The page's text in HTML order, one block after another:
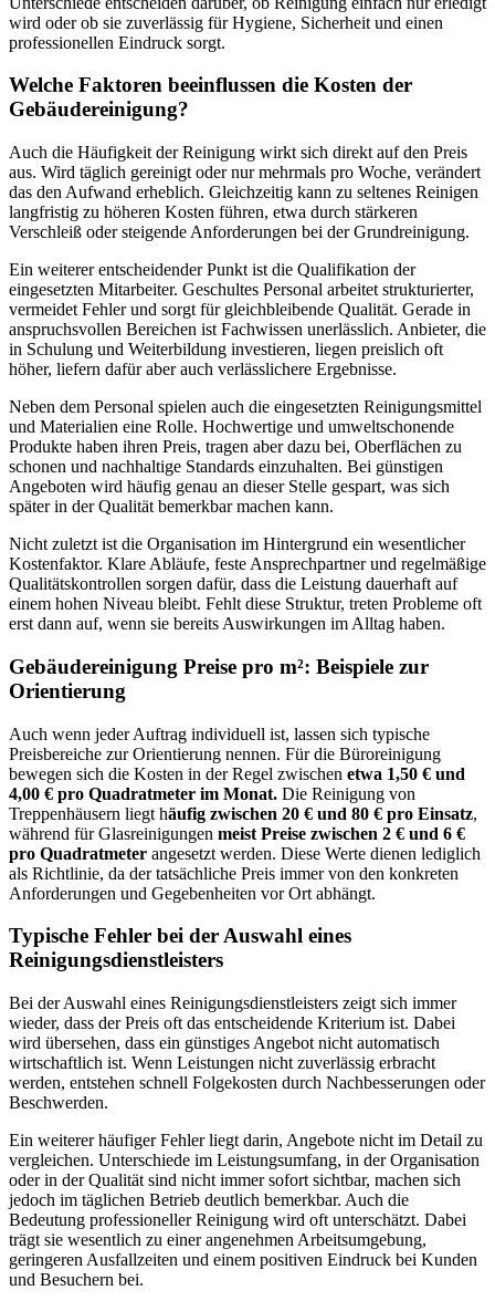
wird oder ob sie zuverlässig für Hygiene, Sicherheit und einen
professionellen Eindruck sorgt.
Welche Faktoren beeinflussen die Kosten der
Gebäudereinigung?
Auch die Häufigkeit der Reinigung wirkt sich direkt auf den Preis
aus. Wird täglich gereinigt oder nur mehrmals pro Woche, verändert
das den Aufwand erheblich. Gleichzeitig kann zu seltenes Reinigen
langfristig zu höheren Kosten führen, etwa durch stärkeren
Verschleiß oder steigende Anforderungen bei der Grundreinigung.
Ein weiterer entscheidender Punkt ist die Qualifikation der
eingesetzten Mitarbeiter. Geschultes Personal arbeitet strukturierter,
vermeidet Fehler und sorgt für gleichbleibende Qualität. Gerade in
anspruchsvollen Bereichen ist Fachwissen unerlässlich. Anbieter, die
in Schulung und Weiterbildung investieren, liegen preislich oft
höher, liefern dafür aber auch verlässlichere Ergebnisse.
Neben dem Personal spielen auch die eingesetzten Reinigungsmittel
und Materialien eine Rolle. Hochwertige und umweltschonende
Produkte haben ihren Preis, tragen aber dazu bei, Oberflächen zu
schonen und nachhaltige Standards einzuhalten. Bei günstigen
Angeboten wird häufig genau an dieser Stelle gespart, was sich
später in der Qualität bemerkbar machen kann.
Nicht zuletzt ist die Organisation im Hintergrund ein wesentlicher
Kostenfaktor. Klare Abläufe, feste Ansprechpartner und regelmäßige
Qualitätskontrollen sorgen dafür, dass die Leistung dauerhaft auf
einem hohen Niveau bleibt. Fehlt diese Struktur, treten Probleme oft
erst dann auf, wenn sie bereits Auswirkungen im Alltag haben.
Gebäudereinigung Preise pro m²: Beispiele zur
Orientierung
Auch wenn jeder Auftrag individuell ist, lassen sich typische
Preisbereiche zur Orientierung nennen. Für die Büroreinigung
bewegen sich die Kosten in der Regel zwischen etwa 1,50 € und
4,00 € pro Quadratmeter im Monat. Die Reinigung von
Treppenhäusern liegt häufig zwischen 20 € und 80 € pro Einsatz,
während für Glasreinigungen meist Preise zwischen 2 € und 6 €
pro Quadratmeter angesetzt werden. Diese Werte dienen lediglich
als Richtlinie, da der tatsächliche Preis immer von den konkreten
Anforderungen und Gegebenheiten vor Ort abhängt.
Typische Fehler bei der Auswahl eines
Reinigungsdienstleisters
Bei der Auswahl eines Reinigungsdienstleisters zeigt sich immer
wieder, dass der Preis oft das entscheidende Kriterium ist. Dabei
wird übersehen, dass ein günstiges Angebot nicht automatisch
wirtschaftlich ist. Wenn Leistungen nicht zuverlässig erbracht
werden, entstehen schnell Folgekosten durch Nachbesserungen oder
Beschwerden.
Ein weiterer häufiger Fehler liegt darin, Angebote nicht im Detail zu
vergleichen. Unterschiede im Leistungsumfang, in der Organisation
oder in der Qualität sind nicht immer sofort sichtbar, machen sich
jedoch im täglichen Betrieb deutlich bemerkbar. Auch die
Bedeutung professioneller Reinigung wird oft unterschätzt. Dabei
trägt sie wesentlich zu einer angenehmen Arbeitsumgebung,
geringeren Ausfallzeiten und einem positiven Eindruck bei Kunden
und Besuchern bei.